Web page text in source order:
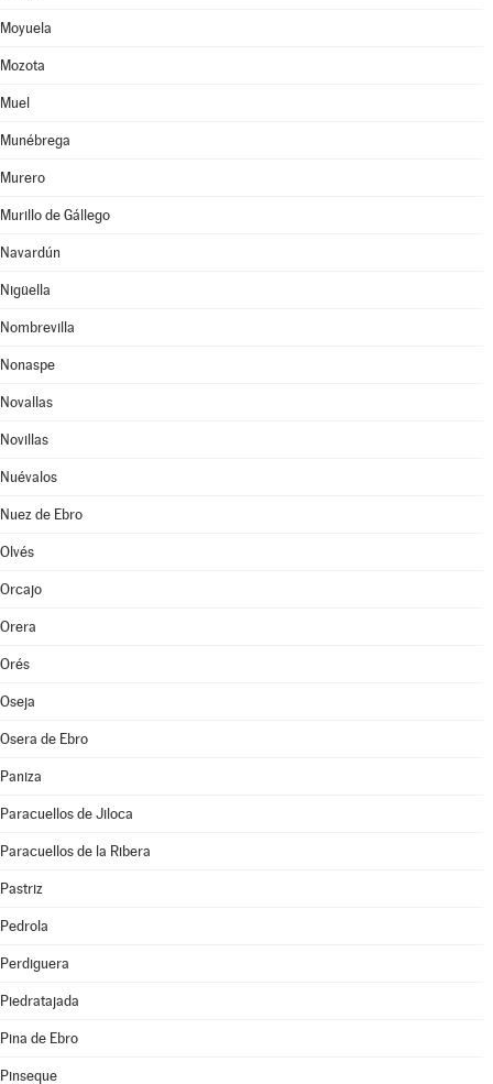
Moyuela
Mozota
Muel
Munébrega
Murero
Murillo de Gállego
Navardún
Nigüella
Nombrevilla
Nonaspe
Novallas
Novillas
Nuévalos
Nuez de Ebro
Olvés
Orcajo
Orera
Orés
Oseja
Osera de Ebro
Paniza
Paracuellos de Jiloca
Paracuellos de la Ribera
Pastriz
Pedrola
Perdiguera
Piedratajada
Pina de Ebro
Pinseque